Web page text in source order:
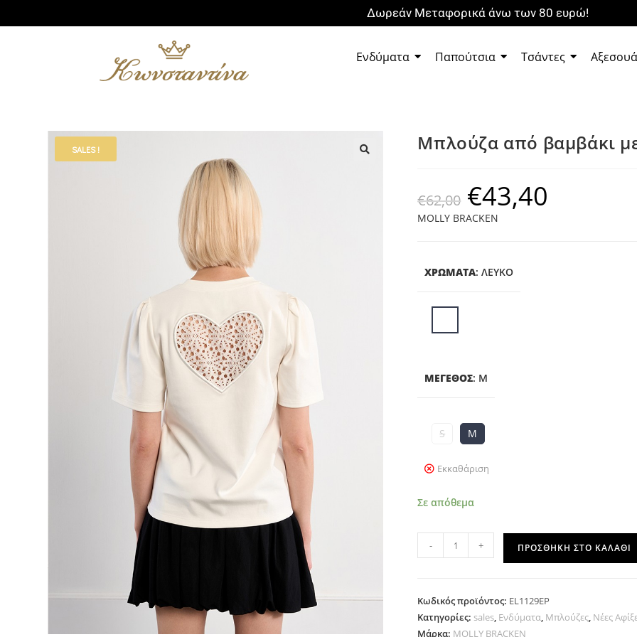
Δωρεάν Μεταφορικά άνω των 80 ευρώ!
Ενδύματα Παπούτσια Τσάντες
SALES ! Μπλούζα από βαμβάκι
€62,00 €43,40
MOLLY BRACKEN
ΧΡΩΜΑΤΑ: ΛΕΥΚΌ
ΜΈΓΕΘΟΣ: M
S M
Εκκαθάριση
Σε απόθεμα
- + ΠΡΟΣΘΉΚΗ ΣΤΟ ΚΑΛΆΘΙ
Κωδικός προϊόντος: EL1129EP
Κατηγορίες: sales, Ενδύματα, Μπλούζες, Νέες
Μάρκα: MOLLY BRACKEN